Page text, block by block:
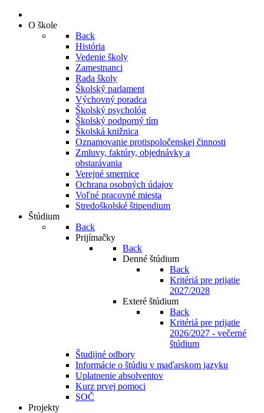
O škole
Back
História
Vedenie školy
Zamestnanci
Rada školy
Školský parlament
Výchovný poradca
Školský psychológ
Školský podporný tím
Školská knižnica
Oznamovanie protispoločenskej činnosti
Zmluvy, faktúry, objednávky a
obstarávania
Verejné smernice
Ochrana osobných údajov
Voľné pracovné miesta
Stredoškolské štipendium
Štúdium
Back
Prijímačky
Back
Denné štúdium
Back
Kritériá pre prijatie
2027/2028
Exteré štúdium
Back
Kritériá pre prijatie
2026/2027 - večerné
štúdium
Študijné odbory
Informácie o štúdiu v maďarskom jazyku
Uplatnenie absolventov
Kurz prvej pomoci
SOČ
Projekty